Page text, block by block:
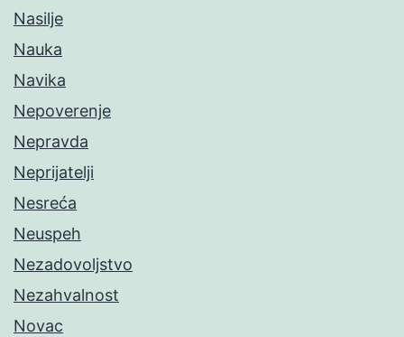
Nasilje
Nauka
Navika
Nepoverenje
Nepravda
Neprijatelji
Nesreća
Neuspeh
Nezadovoljstvo
Nezahvalnost
Novac